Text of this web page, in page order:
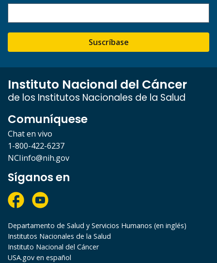
Suscríbase
Instituto Nacional del Cáncer
de los Institutos Nacionales de la Salud
Comuníquese
Chat en vivo
1-800-422-6237
NCIinfo@nih.gov
Síganos en
Departamento de Salud y Servicios Humanos (en inglés)
Institutos Nacionales de la Salud
Instituto Nacional del Cáncer
USA.gov en español